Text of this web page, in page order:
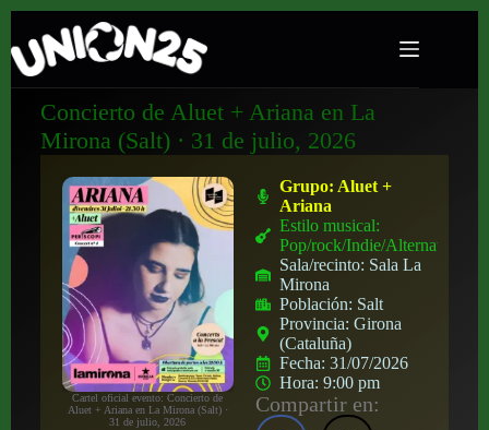
Concierto de Aluet + Ariana en La
Mirona (Salt) · 31 de julio, 2026
Cartel oficial evento: Concierto de
Aluet + Ariana en La Mirona (Salt) ·
31 de julio, 2026
Grupo: Aluet +
Ariana
Estilo musical:
Pop/rock/Indie/Alternativo
Sala/recinto: Sala La
Mirona
Población: Salt
Provincia:Girona
(Cataluña)
Fecha:31/07/2026
Hora:9:00 pm
Compartir en: